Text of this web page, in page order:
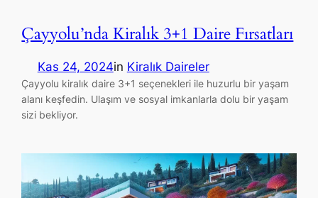
Çayyolu’nda Kiralık 3+1 Daire Fırsatları
Kas 24, 2024in Kiralık Daireler
Çayyolu kiralık daire 3+1 seçenekleri ile huzurlu bir yaşam
alanı keşfedin. Ulaşım ve sosyal imkanlarla dolu bir yaşam
sizi bekliyor.